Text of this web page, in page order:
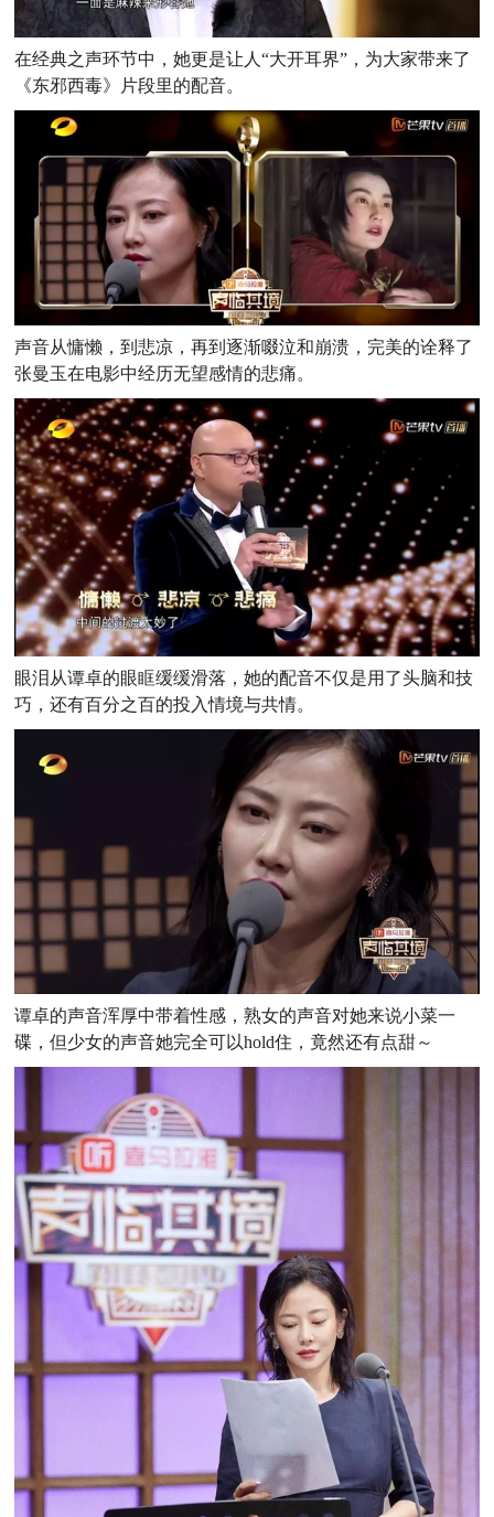
在经典之声环节中，她更是让人“大开耳界”，为大家带来了
《东邪西毒》片段里的配音。
声音从慵懒，到悲凉，再到逐渐啜泣和崩溃，完美的诠释了
张曼玉在电影中经历无望感情的悲痛。
眼泪从谭卓的眼眶缓缓滑落，她的配音不仅是用了头脑和技
巧，还有百分之百的投入情境与共情。
谭卓的声音浑厚中带着性感，熟女的声音对她来说小菜一
碟，但少女的声音她完全可以hold住，竟然还有点甜～